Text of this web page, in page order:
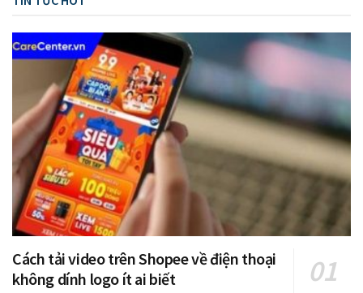
Cách tải video trên Shopee về điện thoại
không dính logo ít ai biết